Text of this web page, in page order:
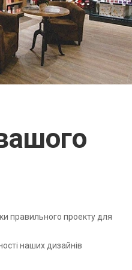
правильного проекту для
наших дизайнів